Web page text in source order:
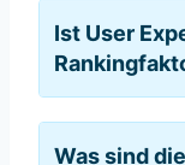
Ist User
Was sind